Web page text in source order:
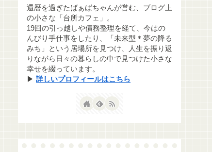
還暦を過ぎたばぁばちゃんが営む、ブログ上
の小さな「台所カフェ」。
19回の引っ越しや債務整理を経て、今はの
んびり手仕事をしたり、「未来型＊夢の降る
みち」という居場所を見つけ、人生を振り返
りながら日々の暮らしの中で見つけた小さな
幸せを綴っています。
▶ 詳しいプロフィールはこちら